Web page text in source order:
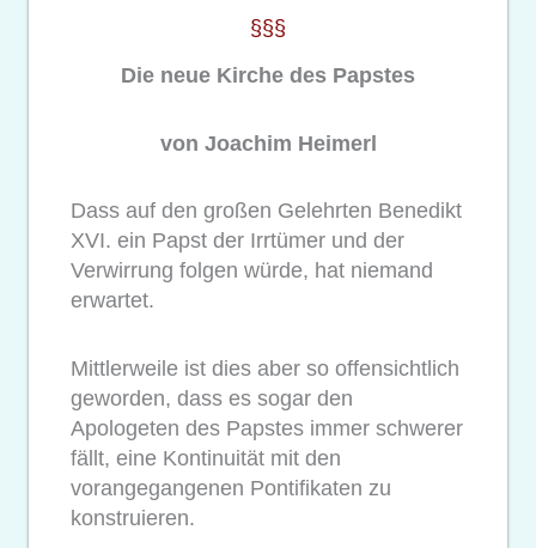
§§§
Die neue Kirche des Papstes
von Joachim Heimerl
Dass auf den großen Gelehrten Benedikt
XVI. ein Papst der Irrtümer und der
Verwirrung folgen würde, hat niemand
erwartet.
Mittlerweile ist dies aber so offensichtlich
geworden, dass es sogar den
Apologeten des Papstes immer schwerer
fällt, eine Kontinuität mit den
vorangegangenen Pontifikaten zu
konstruieren.